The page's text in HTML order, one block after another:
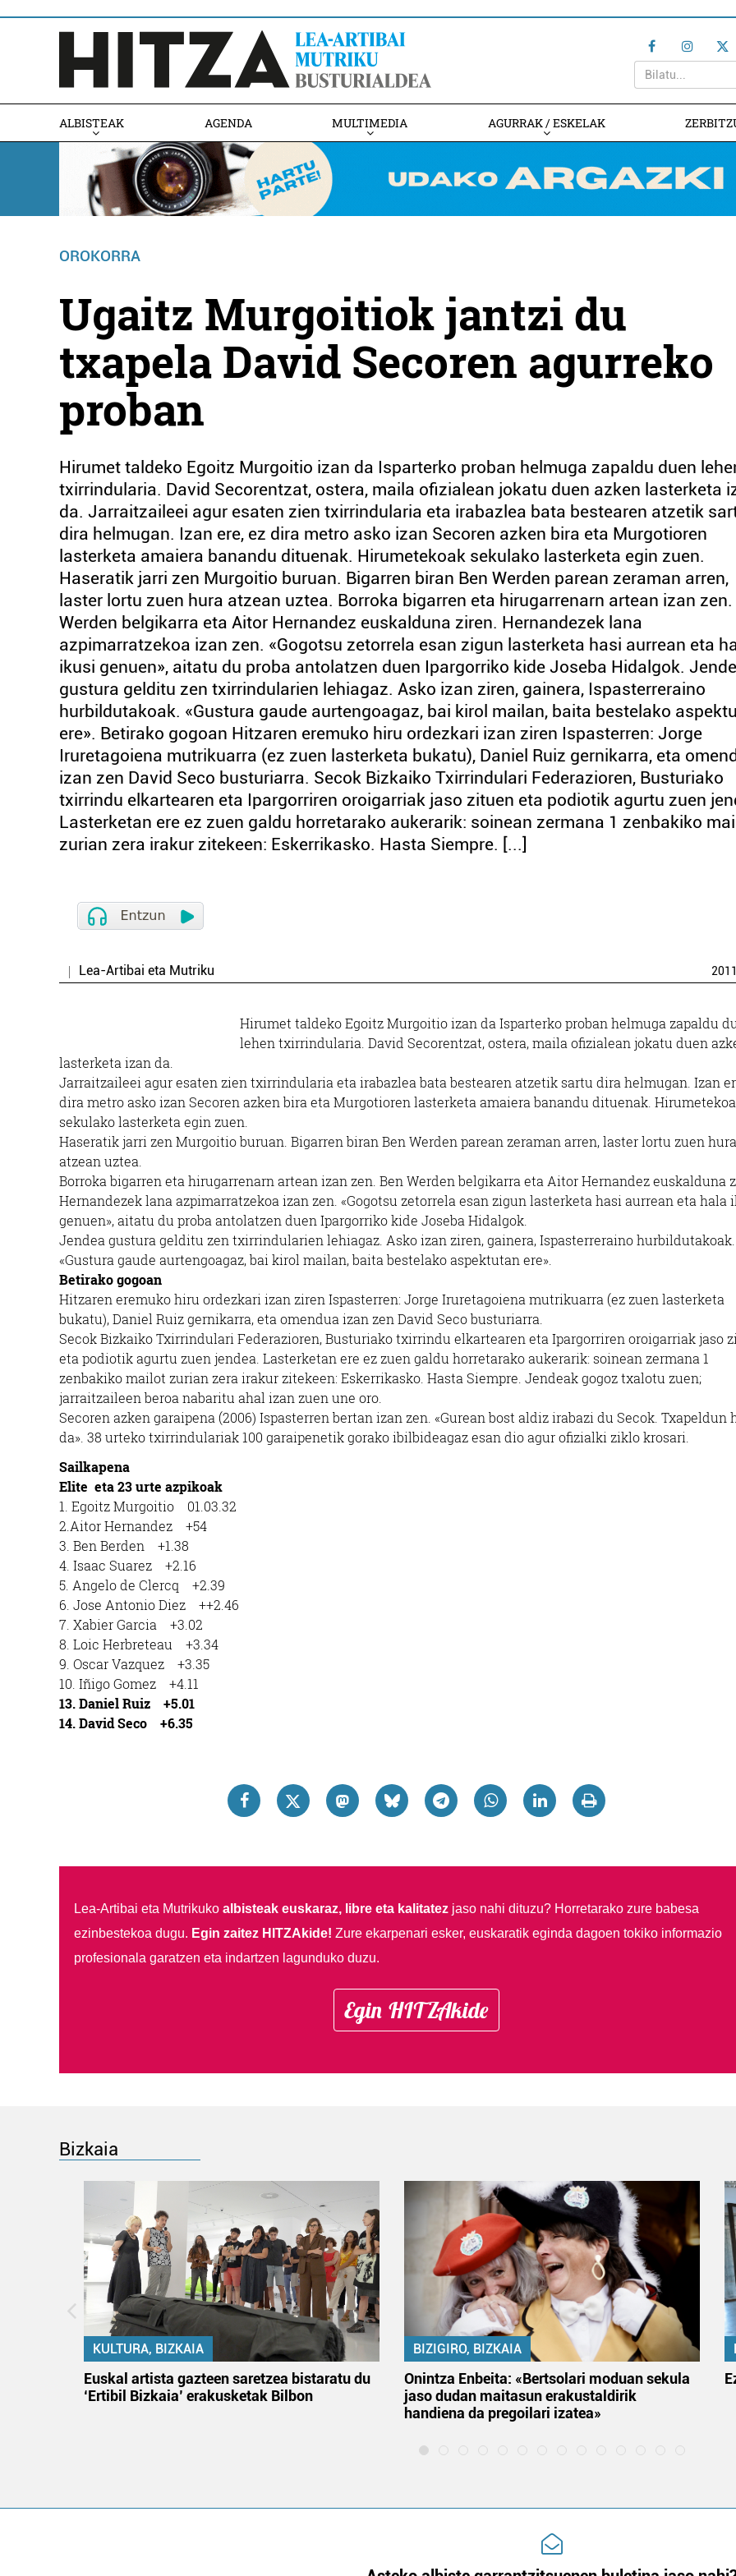
ALBISTEAK AGENDA MULTIMEDIA AGURRAK / ESKELAK
OROKORRA
Ugaitz Murgoitiok jantzi du
txapela David Secoren agurreko
proban
Hirumet taldeko Egoitz Murgoitio izan da Isparterko proban helmuga zapaldu duen
txirrindularia. David Secorentzat, ostera, maila ofizialean jokatu duen azken lasterketa
da. Jarraitzaileei agur esaten zien txirrindularia eta irabazlea bata bestearen atzetik
dira helmugan. Izan ere, ez dira metro asko izan Secoren azken bira eta Murgotioren
lasterketa amaiera banandu dituenak. Hirumetekoak sekulako lasterketa egin zuen.
Haseratik jarri zen Murgoitio buruan. Bigarren biran Ben Werden parean zeraman arren,
laster lortu zuen hura atzean uztea. Borroka bigarren eta hirugarrenarn artean izan zen.
Werden belgikarra eta Aitor Hernandez euskalduna ziren. Hernandezek lana
azpimarratzekoa izan zen. «Gogotsu zetorrela esan zigun lasterketa hasi aurrean eta
ikusi genuen», aitatu du proba antolatzen duen Ipargorriko kide Joseba Hidalgok.
gustura gelditu zen txirrindularien lehiagaz. Asko izan ziren, gainera, Ispasterreraino
hurbildutakoak. «Gustura gaude aurtengoagaz, bai kirol mailan, baita bestelako
ere». Betirako gogoan Hitzaren eremuko hiru ordezkari izan ziren Ispasterren: Jorge
Iruretagoiena mutrikuarra (ez zuen lasterketa bukatu), Daniel Ruiz gernikarra, eta
izan zen David Seco busturiarra. Secok Bizkaiko Txirrindulari Federazioren, Busturiako
txirrindu elkartearen eta Ipargorriren oroigarriak jaso zituen eta podiotik agurtu zuen
Lasterketan ere ez zuen galdu horretarako aukerarik: soinean zermana 1 zenbakiko
zurian zera irakur zitekeen: Eskerrikasko. Hasta Siempre. [...]
Lea-Artibai eta Mutriku 2011
Hirumet taldeko Egoitz Murgoitio izan da Isparterko proban helmuga zapaldu
lehen txirrindularia. David Secorentzat, ostera, maila ofizialean jokatu duen
lasterketa izan da.
Jarraitzaileei agur esaten zien txirrindularia eta irabazlea bata bestearen atzetik sartu dira helmugan. Izan
dira metro asko izan Secoren azken bira eta Murgotioren lasterketa amaiera banandu dituenak.
sekulako lasterketa egin zuen.
Haseratik jarri zen Murgoitio buruan. Bigarren biran Ben Werden parean zeraman arren, laster lortu zuen hura
atzean uztea.
Borroka bigarren eta hirugarrenarn artean izan zen. Ben Werden belgikarra eta Aitor Hernandez euskalduna
Hernandezek lana azpimarratzekoa izan zen. «Gogotsu zetorrela esan zigun lasterketa hasi aurrean eta hala
genuen», aitatu du proba antolatzen duen Ipargorriko kide Joseba Hidalgok.
Jendea gustura gelditu zen txirrindularien lehiagaz. Asko izan ziren, gainera, Ispasterreraino hurbildutakoak.
«Gustura gaude aurtengoagaz, bai kirol mailan, baita bestelako aspektutan ere».
Betirako gogoan
Hitzaren eremuko hiru ordezkari izan ziren Ispasterren: Jorge Iruretagoiena mutrikuarra (ez zuen lasterketa
bukatu), Daniel Ruiz gernikarra, eta omendua izan zen David Seco busturiarra.
Secok Bizkaiko Txirrindulari Federazioren, Busturiako txirrindu elkartearen eta Ipargorriren oroigarriak jaso
eta podiotik agurtu zuen jendea. Lasterketan ere ez zuen galdu horretarako aukerarik: soinean zermana 1
zenbakiko mailot zurian zera irakur zitekeen: Eskerrikasko. Hasta Siempre. Jendeak gogoz txalotu zuen;
jarraitzaileen beroa nabaritu ahal izan zuen une oro.
Secoren azken garaipena (2006) Ispasterren bertan izan zen. «Gurean bost aldiz irabazi du Secok. Txapeldun
da». 38 urteko txirrindulariak 100 garaipenetik gorako ibilbideagaz esan dio agur ofizialki ziklo krosari.
Sailkapena
Elite eta 23 urte azpikoak
1. Egoitz Murgoitio 01.03.32
2.Aitor Hernandez +54
3. Ben Berden +1.38
4. Isaac Suarez +2.16
5. Angelo de Clercq +2.39
6. Jose Antonio Diez ++2.46
7. Xabier Garcia +3.02
8. Loic Herbreteau +3.34
9. Oscar Vazquez +3.35
10. Iñigo Gomez +4.11
13. Daniel Ruiz +5.01
14. David Seco +6.35
Lea-Artibai eta Mutrikuko albisteak euskaraz, libre eta kalitatezjaso nahi dituzu? Horretarako zure babesa
ezinbestekoa dugu. Egin zaitez HITZAkide! Zure ekarpenari esker, euskaratik eginda dagoen tokiko informazio
profesionala garatzen eta indartzen lagunduko duzu.
Egin HITZAkide
Bizkaia
KULTURA, BIZKAIA
Euskal artista gazteen saretzea bistaratu du
‘Ertibil Bizkaia’ erakusketak Bilbon
BIZIGIRO, BIZKAIA
Onintza Enbeita: «Bertsolari moduan sekula
jaso dudan maitasun erakustaldirik
handiena da pregoilari izatea»